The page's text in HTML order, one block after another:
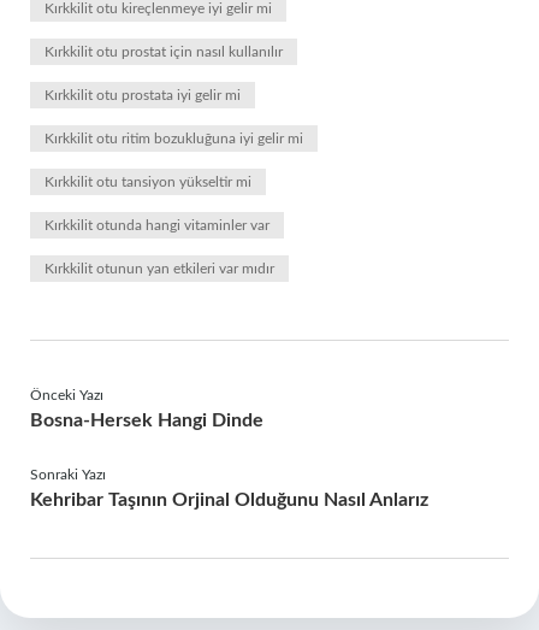
Kırkkilit otu kireçlenmeye iyi gelir mi
Kırkkilit otu prostat için nasıl kullanılır
Kırkkilit otu prostata iyi gelir mi
Kırkkilit otu ritim bozukluğuna iyi gelir mi
Kırkkilit otu tansiyon yükseltir mi
Kırkkilit otunda hangi vitaminler var
Kırkkilit otunun yan etkileri var mıdır
Önceki Yazı
Bosna-Hersek Hangi Dinde
Sonraki Yazı
Kehribar Taşının Orjinal Olduğunu Nasıl Anlarız